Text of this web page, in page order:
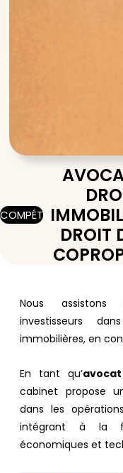
COMPÉTENCES
DROIT
Nous assistons
investisseurs
immobilières, en
En tant qu’
cabinet propose
dans les
intégrant à la
économiques et